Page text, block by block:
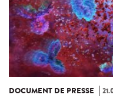
DOCUMENT DE PRESSE